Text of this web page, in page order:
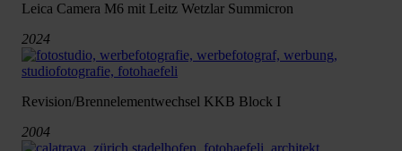
Leica Camera M6 mit Leitz Wetzlar Summicron
2024
Revision/Brennelementwechsel KKB Block I
2004